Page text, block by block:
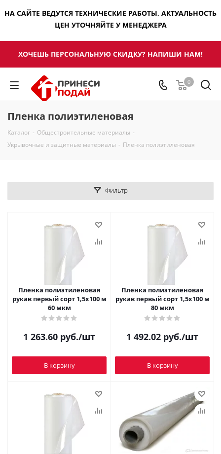
НА САЙТЕ ВЕДУТСЯ ТЕХНИЧЕСКИЕ РАБОТЫ, АКТУАЛЬНОСТЬ
ЦЕН УТОЧНЯЙТЕ У МЕНЕДЖЕРА
ХОЧЕШЬ ПЕРСОНАЛЬНУЮ СКИДКУ? НАПИШИ НАМ!
0
Пленка полиэтиленовая
Каталог - Общестроительные материалы -
Укрывочные и защитные материалы - Пленка полиэтиленовая
Фильтр
Пленка полиэтиленовая
рукав первый сорт 1,5х100 м
60 мкм
1 263.60 руб./шт
В корзину
Пленка полиэтиленовая
рукав первый сорт 1,5х100 м
80 мкм
1 492.02 руб./шт
В корзину